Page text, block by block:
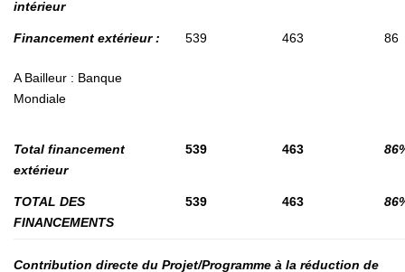
intérieur
Financement extérieur :
A Bailleur : Banque
Mondiale
539 463 86
Total financement
extérieur
539 463
TOTAL DES
FINANCEMENTS
539 463
Contribution directe du Projet/Programme à la réduction de